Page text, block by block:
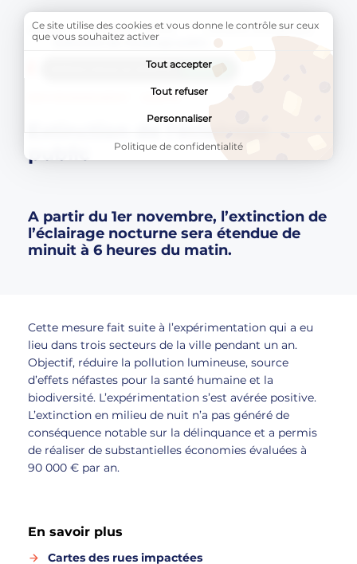
Accueil BLAGNAC VERTE
Transition énergétique
Page active :
Extinction de l'éclairage public
AddToAny (share) est désactivé. Autoriser
Extinction de l'éclairage
public
A partir du 1er novembre, l’extinction de
l’éclairage nocturne sera étendue de
minuit à 6 heures du matin.
SANTÉ
Cette mesure fait suite à l’expérimentation qui a eu
lieu dans trois secteurs de la ville pendant un an.
Objectif, réduire la pollution lumineuse, source
d’effets néfastes pour la santé humaine et la
biodiversité. L’expérimentation s’est avérée positive.
L’extinction en milieu de nuit n’a pas généré de
conséquence notable sur la délinquance et a permis
de réaliser de substantielles économies évaluées à
90 000 € par an.
En savoir plus
Cartes des rues impactées
Ce site utilise des cookies et vous donne le contrôle sur ceux
que vous souhaitez activer
Tout accepter
Tout refuser
Personnaliser
Politique de confidentialité